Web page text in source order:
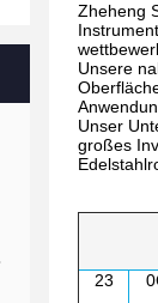
Zheheng
Unsere
Unser
großes
23